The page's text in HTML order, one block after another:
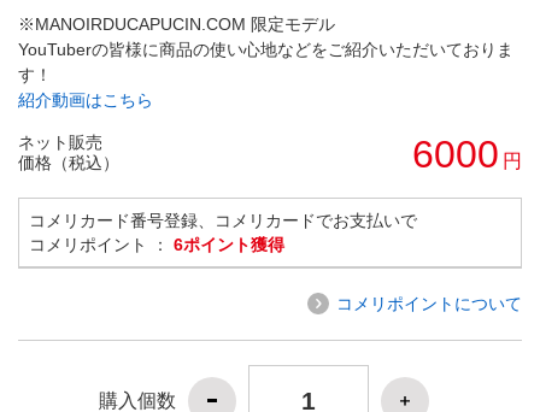
※MANOIRDUCAPUCIN.COM 限定モデル
YouTuberの皆様に商品の使い心地などをご紹介いただいておりま
す！
紹介動画はこちら
ネット販売
価格（税込）
6000 円
コメリカード番号登録、コメリカードでお支払いで
コメリポイント ： 6ポイント獲得
コメリポイントについて
購入個数